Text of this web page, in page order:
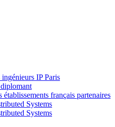
IP Paris
français partenaires
Systems
Systems